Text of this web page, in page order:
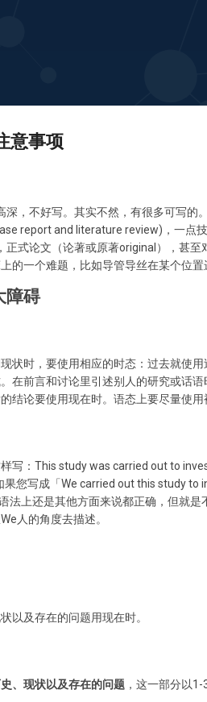
意事项
，不好写。其实不然，有很多可写的
report and literature review)，一点
正式论文（论著或原著original），甚
的一个难题，比如导管导丝在某个位置
障碍
状时，要使用相应的时态：过去就使
在前言和讨论里引述别人的研究或话
结论要使用现在时。语态上要尽量使用
写：This study was carried out to
您写成「We carried out this study
法上还是其他方面来说都正确，但就
人的角度去描述。
以及存在的问题用现在时。
、现状以及存在的问题 ，这一部分以1-